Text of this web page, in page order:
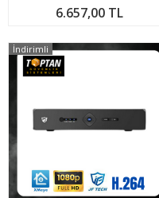
6.657,00 TL
İndirimli